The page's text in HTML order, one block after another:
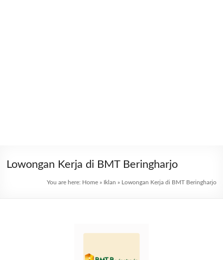
Lowongan Kerja di BMT Beringharjo
You are here: Home» Iklan » Lowongan Kerja di BMT Beringharjo